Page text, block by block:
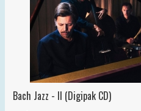
Bach Jazz - II (Digipak CD)